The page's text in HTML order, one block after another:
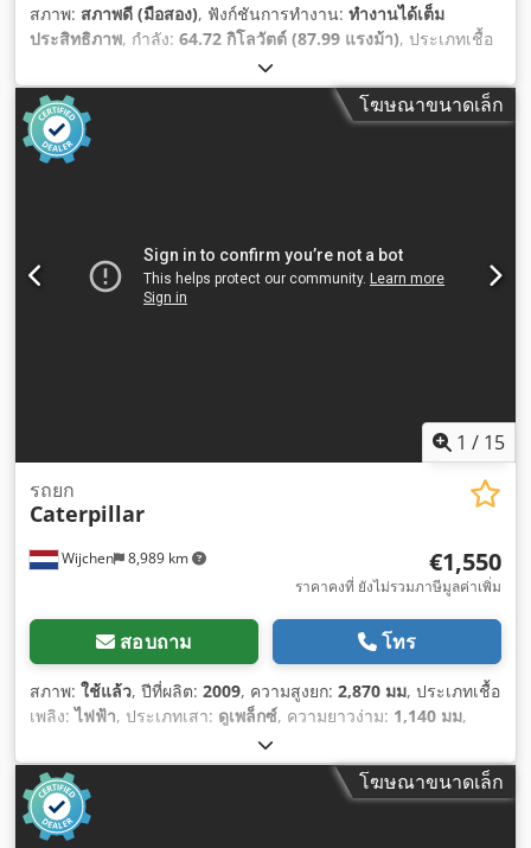
สภาพ: สภาพดี (มือสอง), ฟังก์ชันการทำงาน: ทำงานได้เต็ม
ประสิทธิภาพ, กำลัง: 64.72 กิโลวัตต์ (87.99 แรงม้า), ประเภทเชื้อ
, สภาพการขับเคลื่อน:
จำนวนที่นั่ง:1, หมายเลขเครื่องจักร/ยานพาหนะ:3YS00993,
อุปกรณ์:
โฆษณาขนาดเล็ก
1 / 15
Wijchen 8,989 km
รถยก
Caterpillar
€1,550
ราคาคงที่ ยังไม่รวมภาษีมูลค่าเพิ่ม
สอบถาม โทร
สภาพ: ใช้แล้ว, ปีที่ผลิต: 2009, ความสูงยก: 2,870 มม, ประเภทเชื้อ
เพลิง:ไฟฟ้า, ประเภทเสา: ดูเพล็กซ์, ความยาวง่าม: 1,140 มม,
, ความยาวทั้งหมด:
ทั้งหมด:850 มม, สี:ดำ,
โฆษณาขนาดเล็ก